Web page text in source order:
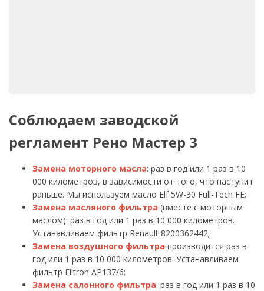
Соблюдаем заводской
регламент Рено Мастер 3
Замена моторного масла: раз в год или 1 раз в 10
000 километров, в зависимости от того, что наступит
раньше. Мы используем масло Elf 5W-30 Full-Tech FE;
Замена масляного фильтра (вместе с моторным
маслом): раз в год или 1 раз в 10 000 километров.
Устанавливаем фильтр Renault 8200362442;
Замена воздушного фильтра производится раз в
год или 1 раз в 10 000 километров. Устанавливаем
фильтр Filtron AP137/6;
Замена салонного фильтра: раз в год или 1 раз в 10